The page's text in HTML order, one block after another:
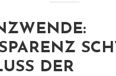
DER